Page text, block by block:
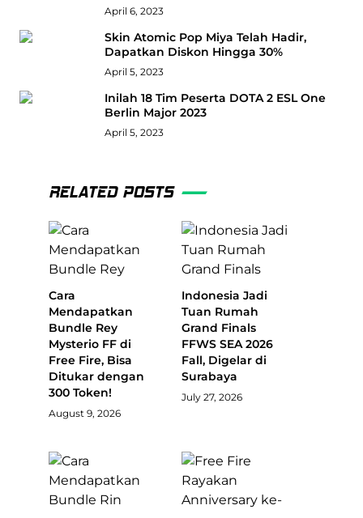
April 6, 2023
Skin Atomic Pop Miya Telah Hadir,
Dapatkan Diskon Hingga 30%
April 5, 2023
Inilah 18 Tim Peserta DOTA 2 ESL One
Berlin Major 2023
April 5, 2023
RELATED POSTS
Cara
Mendapatkan
Bundle Rey
Mysterio FF di
Free Fire, Bisa
Ditukar dengan
300 Token!
August 9, 2026
Indonesia Jadi
Tuan Rumah
Grand Finals
FFWS SEA 2026
Fall, Digelar di
Surabaya
July 27, 2026